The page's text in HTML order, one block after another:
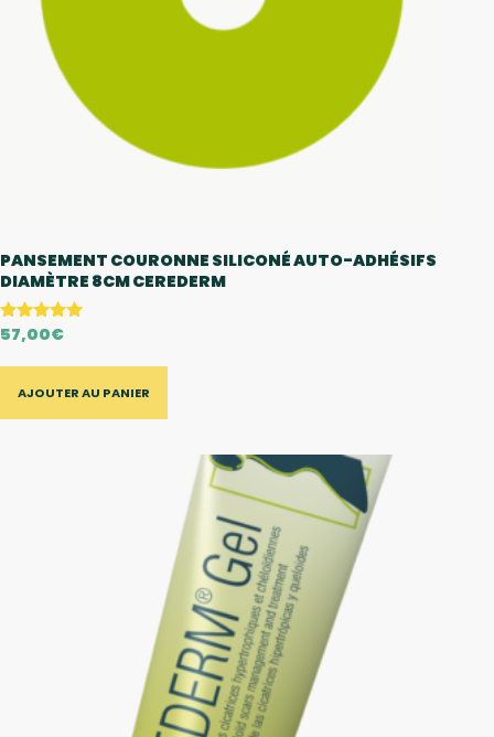
PANSEMENT COURONNE SILICONÉ AUTO-ADHÉSIFS
DIAMÈTRE 8CM CEREDERM
Note
sur 5
57,00€
AJOUTER AU PANIER